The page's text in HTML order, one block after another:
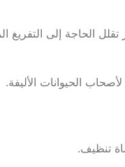
تنظيف.